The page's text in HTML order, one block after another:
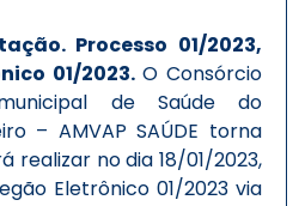
Processo 01/2023,
01/2023.O Consórcio
de Saúde do
– AMVAP SAÚDE torna
realizar no dia 18/01/2023,
Eletrônico 01/2023 via